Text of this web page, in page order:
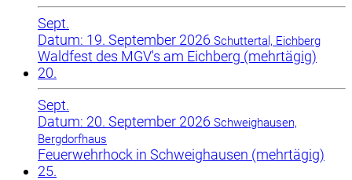
Sept.
Datum: 19. September 2026 Schuttertal, Eichberg
Waldfest des MGV's am Eichberg (mehrtägig)
20.
Sept.
Datum: 20. September 2026 Schweighausen,
Bergdorfhaus
Feuerwehrhock in Schweighausen (mehrtägig)
25.